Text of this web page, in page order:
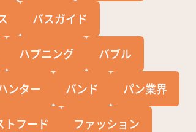
バスガイド
ハプニング バブル
ンター バンド パン業界
トフード ファッション